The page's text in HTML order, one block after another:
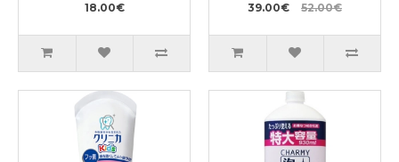
18.00€ 39.00€ 52.00€